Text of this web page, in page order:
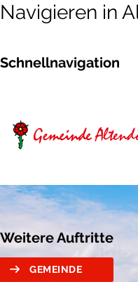
Navigieren in
Schnellnavigation
Weitere Auftritte
GEMEINDE